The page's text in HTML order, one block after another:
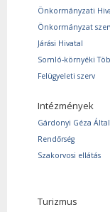
Önkormányzati
Önkormányzat
Járási Hivatal
Somló-környéki
Felügyeleti szerv
Intézmények
Gárdonyi Géza
Rendőrség
Szakorvosi ellátás
Turizmus